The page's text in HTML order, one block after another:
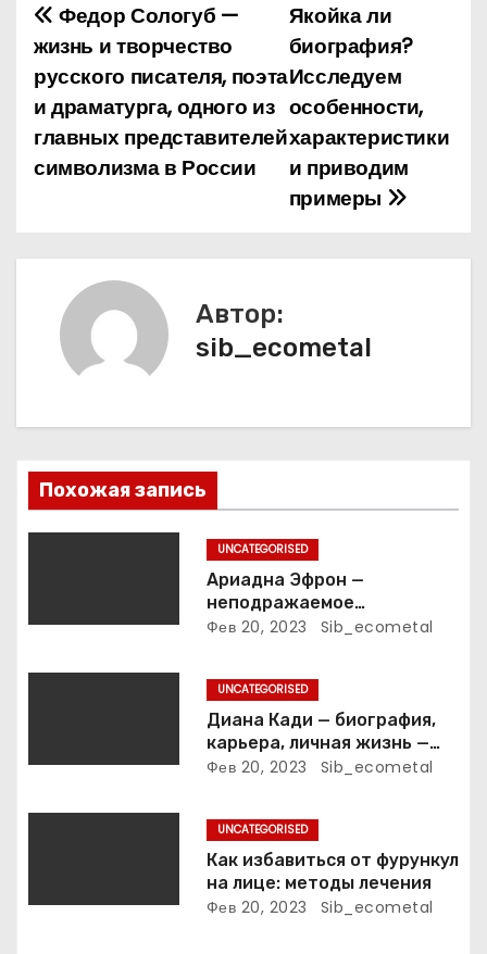
Н
а
в
и
а
п
о
з
п
и
я
Якойка ли
биография?
Исследуем
особенности,
характеристики
и приводим
примеры
Федор Сологуб —
жизнь и творчество
русского писателя, поэта
и драматурга, одного из
главных представителей
символизма в России
Автор:
sib_ecometal
Похожая запись
UNCATEGORISED
Ариадна Эфрон —
неподражаемое
вокзальное
оценочно-аналитическое
общепостижимое явление
известной русской
поэтессы
Фев 20, 2023 Sib_ecometal
UNCATEGORISED
Диана Кади — биография,
карьера, личная жизнь —
актуальная информация
Фев 20, 2023 Sib_ecometal
UNCATEGORISED
Как избавиться от фурункул
на лице: методы лечения
Фев 20, 2023 Sib_ecometal